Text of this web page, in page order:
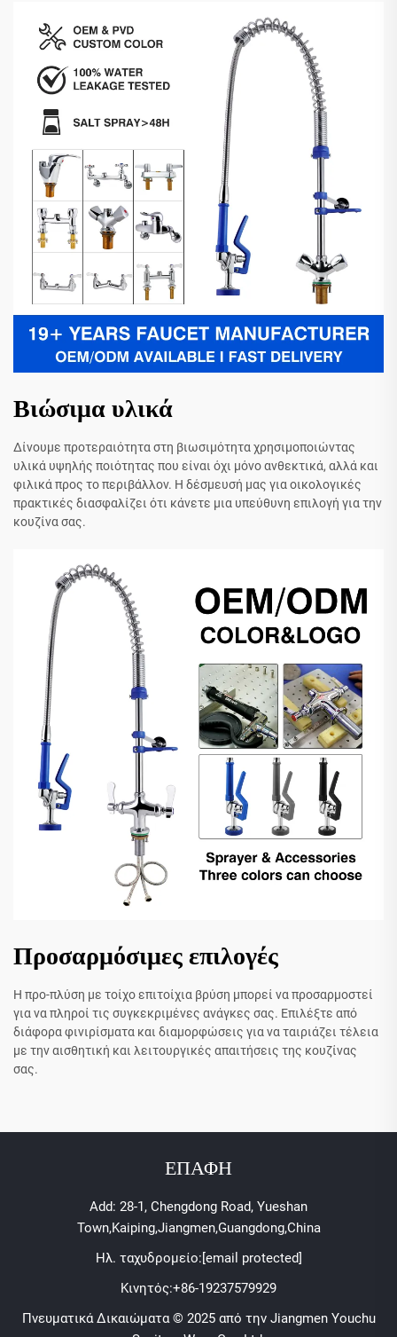
Βιώσιμα υλικά
Δίνουμε προτεραιότητα στη βιωσιμότητα χρησιμοποιώντας
υλικά υψηλής ποιότητας που είναι όχι μόνο ανθεκτικά, αλλά και
φιλικά προς το περιβάλλον. Η δέσμευσή μας για οικολογικές
πρακτικές διασφαλίζει ότι κάνετε μια υπεύθυνη επιλογή για την
κουζίνα σας.
Προσαρμόσιμες επιλογές
Η προ-πλύση με τοίχο επιτοίχια βρύση μπορεί να προσαρμοστεί
για να πληροί τις συγκεκριμένες ανάγκες σας. Επιλέξτε από
διάφορα φινιρίσματα και διαμορφώσεις για να ταιριάζει τέλεια
με την αισθητική και λειτουργικές απαιτήσεις της κουζίνας
σας.
ΕΠΑΦΗ
Add: 28-1, Chengdong Road, Yueshan
Town,Kaiping,Jiangmen,Guangdong,China
Ηλ. ταχυδρομείο:[email protected]
Κινητός:+86-19237579929
Πνευματικά Δικαιώματα © 2025 από την Jiangmen Youchu